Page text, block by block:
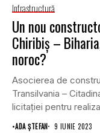
Infrastructură
Un nou
Chiribiș –
noroc?
Asocierea de
Transilvania –
licitației pentru
•ADA ȘTEFAN 9 IUNIE 2023